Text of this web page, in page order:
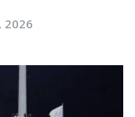
2026